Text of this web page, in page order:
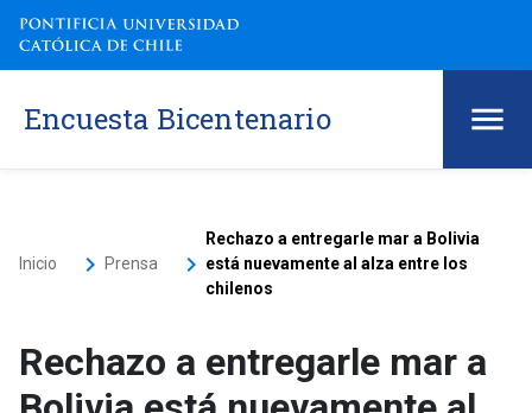
Encuesta Bicentenario
Inicio keyboard_arrow_right Prensa keyboard_arrow_right
Rechazo a entregarle mar a Bolivia
está nuevamente al alza entre los
chilenos
Rechazo a entregarle mar a